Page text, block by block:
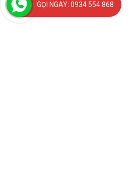
GỌI NGAY: 0934 554 868